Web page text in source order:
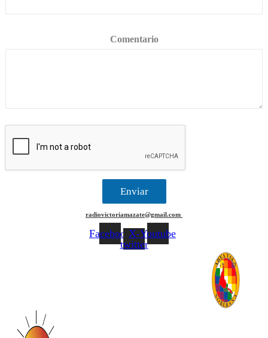
Comentario
Enviar
radiovictoriamazate@gmail.com
FacebookX-
twitter
Youtube